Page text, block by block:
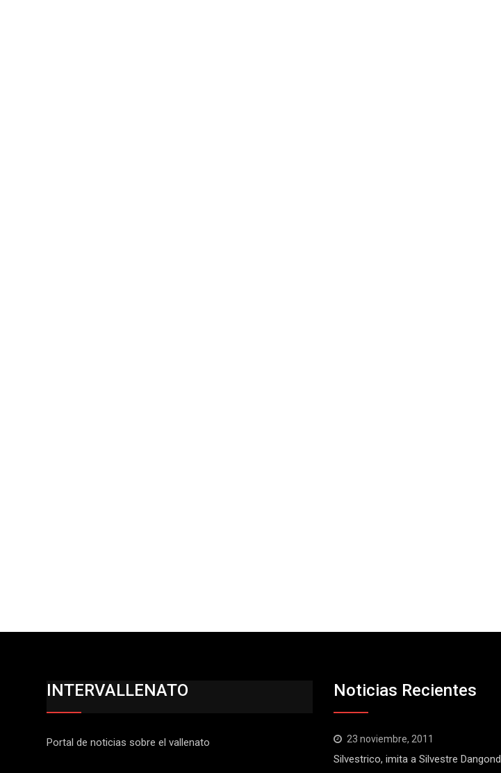
INTERVALLENATO
Portal de noticias sobre el vallenato
Noticias Recientes
23 noviembre, 2011
Silvestrico, imita a Silvestre Dangond